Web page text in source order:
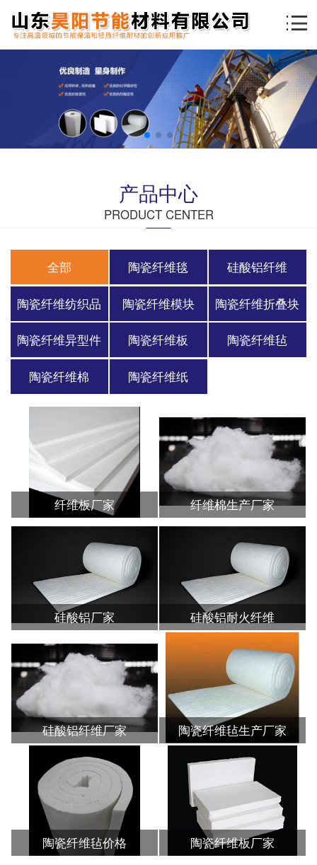
产品中心
PRODUCT CENTER
全部 陶瓷纤维毯 硅酸铝纤维
陶瓷纤维纺织品 陶瓷纤维模块 陶瓷纤维折叠块
陶瓷纤维异型件 陶瓷纤维板 陶瓷纤维毡
陶瓷纤维棉 陶瓷纤维纸
纤维板厂家 纤维棉生产厂家
硅酸铝厂家 硅酸铝耐火纤维
硅酸铝纤维厂家 陶瓷纤维毡生产厂家
陶瓷纤维毡价格 陶瓷纤维板厂家